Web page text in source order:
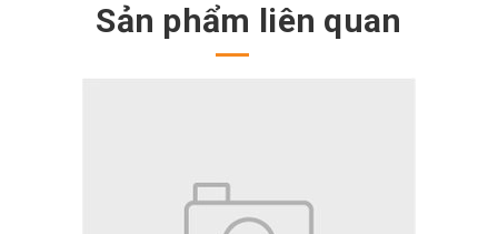
Sản phẩm liên quan